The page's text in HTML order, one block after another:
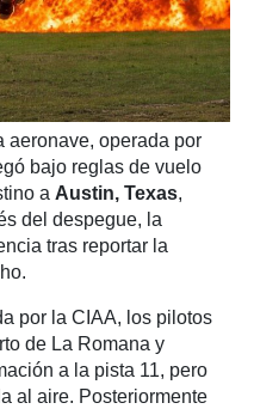
aeronave, operada por
bajo reglas de vuelo
a Austin, Texas,
del despegue, la
tras reportar la
por la CIAA, los pilotos
de La Romana y
a la pista 11, pero
al aire. Posteriormente